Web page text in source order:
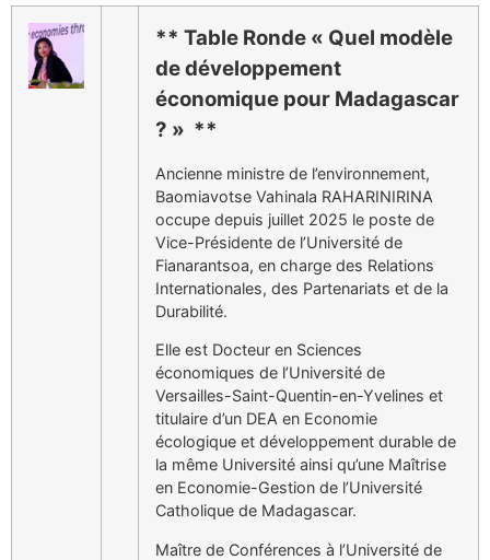
** Table Ronde « Quel modèle
de développement
économique pour Madagascar
? » **
Ancienne ministre de l’environnement,
Baomiavotse Vahinala RAHARINIRINA
occupe depuis juillet 2025 le poste de
Vice-Présidente de l’Université de
Fianarantsoa, en charge des Relations
Internationales, des Partenariats et de la
Durabilité.
Elle est Docteur en Sciences
économiques de l’Université de
Versailles-Saint-Quentin-en-Yvelines et
titulaire d’un DEA en Economie
écologique et développement durable de
la même Université ainsi qu’une Maîtrise
en Economie-Gestion de l’Université
Catholique de Madagascar.
Maître de Conférences à l’Université de